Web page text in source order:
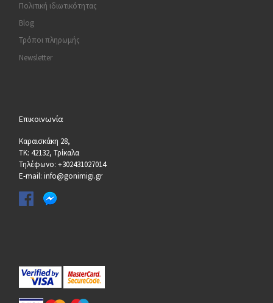
Πολιτική ιδιωτικότητας
Blog
Τρόποι πληρωμής
Newsletter
Επικοινωνία
Καραισκάκη 28,
ΤΚ: 42132, Τρίκαλα
Τηλέφωνο: +302431027014
E-mail: info@gonimigi.gr